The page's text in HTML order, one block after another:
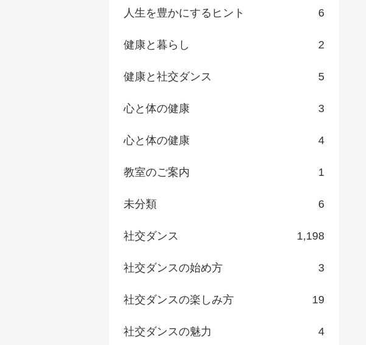
人生を豊かにするヒント 6
健康と暮らし 2
健康と社交ダンス 5
心と体の健康 3
心と体の健康 4
教室のご案内 1
未分類 6
社交ダンス 1,198
社交ダンスの始め方 3
社交ダンスの楽しみ方 19
社交ダンスの魅力 4